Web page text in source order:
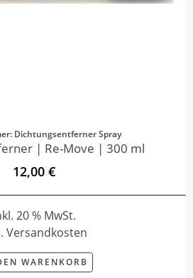
Dichtungsentferner Spray
| Re-Move | 300 ml
12,00 €
20 % MwSt.
Versandkosten
WARENKORB